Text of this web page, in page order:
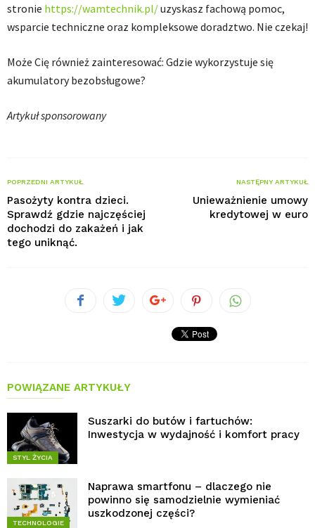
stronie https://wamtechnik.pl/uzyskasz fachową pomoc,
wsparcie techniczne oraz kompleksowe doradztwo. Nie czekaj!
Może Cię również zainteresować: Gdzie wykorzystuje się
akumulatory bezobsługowe?
Artykuł sponsorowany
POPRZEDNI ARTYKUŁ
Pasożyty kontra dzieci.
Sprawdź gdzie najczęściej
dochodzi do zakażeń i jak
tego uniknąć.
NASTĘPNY ARTYKUŁ
Unieważnienie umowy
kredytowej w euro
POWIĄZANE ARTYKUŁY
STYL ŻYCIA
Suszarki do butów i fartuchów:
Inwestycja w wydajność i komfort pracy
TECHNOLOGIE
Naprawa smartfonu – dlaczego nie
powinno się samodzielnie wymieniać
uszkodzonej części?